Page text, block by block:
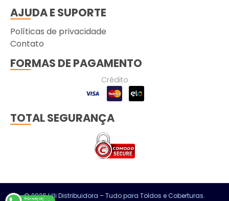
AJUDA E SUPORTE
Políticas de privacidade
Contato
FORMAS DE PAGAMENTO
Crédito
TOTAL SEGURANÇA
© 2026 Lilli Distribuidora – Tudo para Toldos e Coberturas.